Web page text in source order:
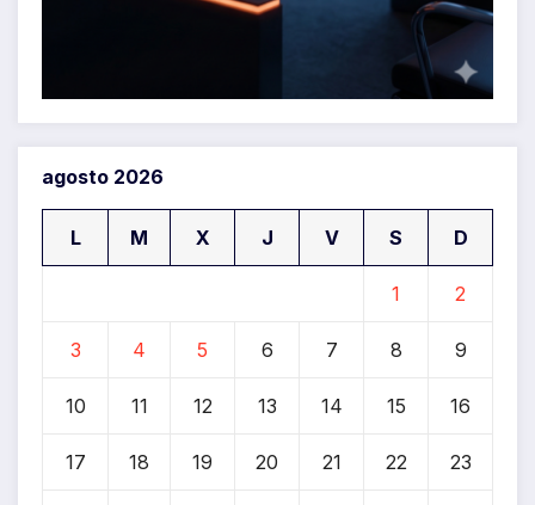
agosto 2026
L M X J V S D
1 2
3 4 5 6 7 8 9
10 11 12 13 14 15 16
17 18 19 20 21 22 23